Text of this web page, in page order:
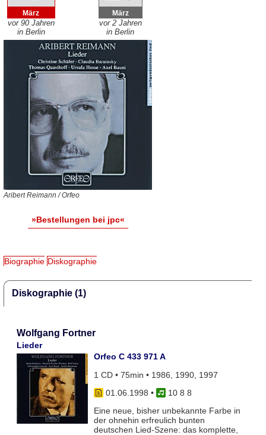
März
vor 90 Jahren
in Berlin
März
vor 2 Jahren
in Berlin
Aribert Reimann / Orfeo
»Bestellungen bei jpc«
Biographie Diskographie
Diskographie (1)
Wolfgang Fortner
Lieder
Orfeo C 433 971 A
1 CD • 75min • 1986, 1990, 1997
01.06.1998 •
10 8 8
Eine neue, bisher unbekannte Farbe in
der ohnehin erfreulich bunten
deutschen Lied-Szene: das komplette,